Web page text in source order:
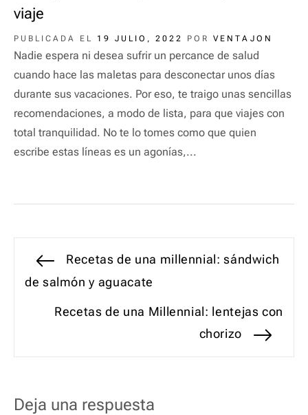
viaje
PUBLICADA EL 19 JULIO, 2022 POR VENTAJON
Nadie espera ni desea sufrir un percance de salud
cuando hace las maletas para desconectar unos días
durante sus vacaciones. Por eso, te traigo unas sencillas
recomendaciones, a modo de lista, para que viajes con
total tranquilidad. No te lo tomes como que quien
escribe estas líneas es un agonías,...
Navegación
de
entradas
Entrada
anterior:
Recetas de una millennial: sándwich
de salmón y aguacate
Entrada
Recetas de una Millennial: lentejas con
chorizo
Deja una respuesta